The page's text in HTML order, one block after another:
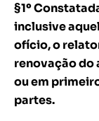
§1º
inclusive
ofício, o
renovação do
ou em
partes.